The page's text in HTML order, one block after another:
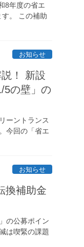
8年度の省エ
。 この補助
お知らせ
！ 新設
5の壁」の
ーントランス
今回の「省エ
お知らせ
換補助金
の公募ポイン
は喫緊の課題